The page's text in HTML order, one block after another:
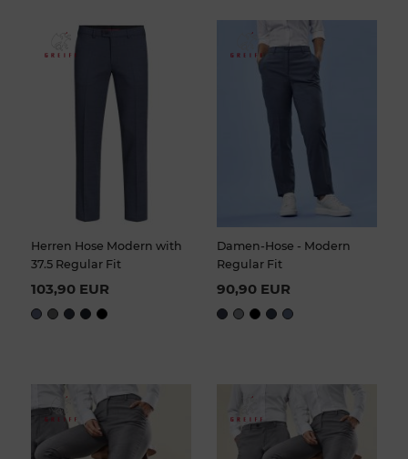
Herren Hose Modern with
37.5 Regular Fit
103,90 EUR
Damen-Hose - Modern
Regular Fit
90,90 EUR